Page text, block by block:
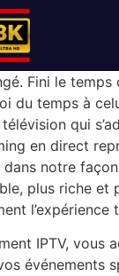
Fini le temps
du temps à
télévision qui
en direct
notre
plus riche et
l’expérience
IPTV, vous
événements